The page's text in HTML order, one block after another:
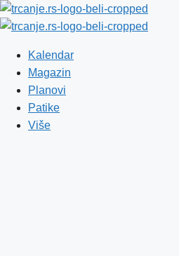
Skip to content
Kalendar
Magazin
Planovi
Patike
Više